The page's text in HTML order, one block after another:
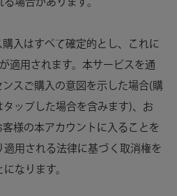
入はすべて確定的とし、これに
適用されます。本サービスを通
スご購入の意図を示した場合(購
ップした場合を含みます)、お
様の本アカウントに入ることを
用される法律に基づく取消権を
なります。